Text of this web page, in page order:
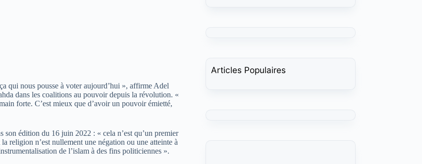
qui nous pousse à voter aujourd’hui », affirme Adel
dans les coalitions au pouvoir depuis la révolution. «
forte. C’est mieux que d’avoir un pouvoir émietté,
édition du 16 juin 2022 : « cela n’est qu’un premier
religion n’est nullement une négation ou une atteinte à
de l’islam à des fins politiciennes ».
Articles Populaires